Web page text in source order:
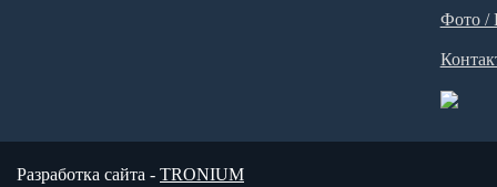
Фото /
Разработка сайта - TRONIUM